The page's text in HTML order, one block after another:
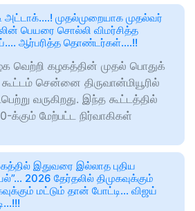
அட்டாக்….! முதல்முறையாக முதல்வர்
பெயரை சொல்லி விமர்சித்த
ஆர்பரித்த தொண்டர்கள்….!!
வெற்றி கழகத்தின் முதல் பொதுக்
கூட்டம் சென்னை திருவான்மியூரில்
வருகிறது. இந்த கூட்டத்தில்
க்கும் மேற்பட்ட நிர்வாகிகள்
இதுவரை இல்லாத புதிய
2026 தேர்தலில் திமுகவுக்கும்
மட்டும் தான் போட்டி… விஜய்